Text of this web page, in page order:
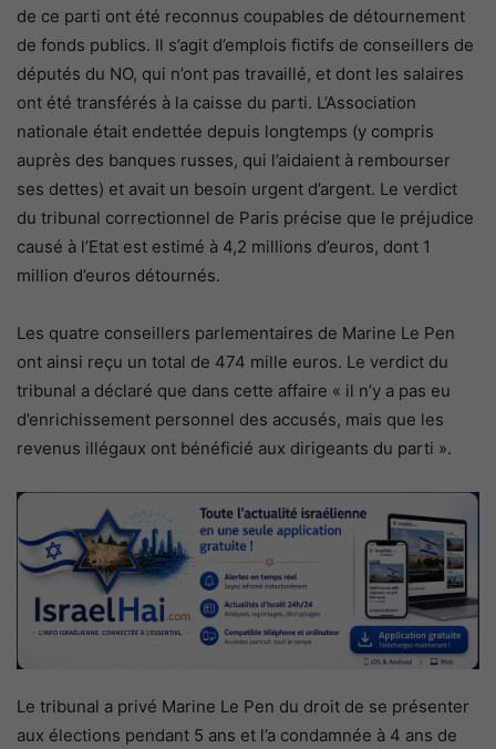
de ce parti ont été reconnus coupables de détournement
de fonds publics. Il s’agit d’emplois fictifs de conseillers de
députés du NO, qui n’ont pas travaillé, et dont les salaires
ont été transférés à la caisse du parti. L’Association
nationale était endettée depuis longtemps (y compris
auprès des banques russes, qui l’aidaient à rembourser
ses dettes) et avait un besoin urgent d’argent. Le verdict
du tribunal correctionnel de Paris précise que le préjudice
causé à l’Etat est estimé à 4,2 millions d’euros, dont 1
million d’euros détournés.
Les quatre conseillers parlementaires de Marine Le Pen
ont ainsi reçu un total de 474 mille euros. Le verdict du
tribunal a déclaré que dans cette affaire « il n’y a pas eu
d’enrichissement personnel des accusés, mais que les
revenus illégaux ont bénéficié aux dirigeants du parti ».
Le tribunal a privé Marine Le Pen du droit de se présenter
aux élections pendant 5 ans et l’a condamnée à 4 ans de